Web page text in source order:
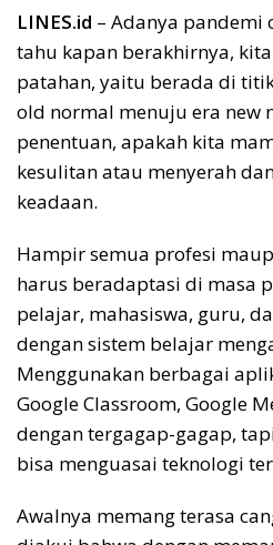
LINES.id – Adanya pandemi
tahu kapan berakhirnya,
patahan, yaitu berada di
old normal menuju era new
penentuan, apakah kita
kesulitan atau menyerah
keadaan.
Hampir semua profesi
harus beradaptasi di masa
pelajar, mahasiswa, guru,
dengan sistem belajar
Menggunakan berbagai
Google Classroom, Google
dengan tergagap-gagap,
bisa menguasai teknologi
Awalnya memang terasa